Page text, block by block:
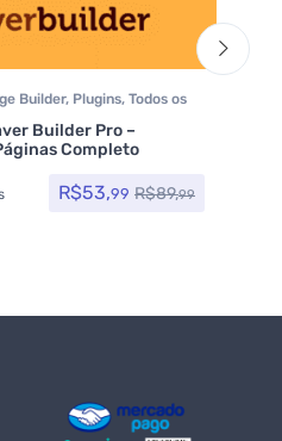
Builder, Plugins, Todos os
Builder Pro –
Completo
R$53,99 R$89,99